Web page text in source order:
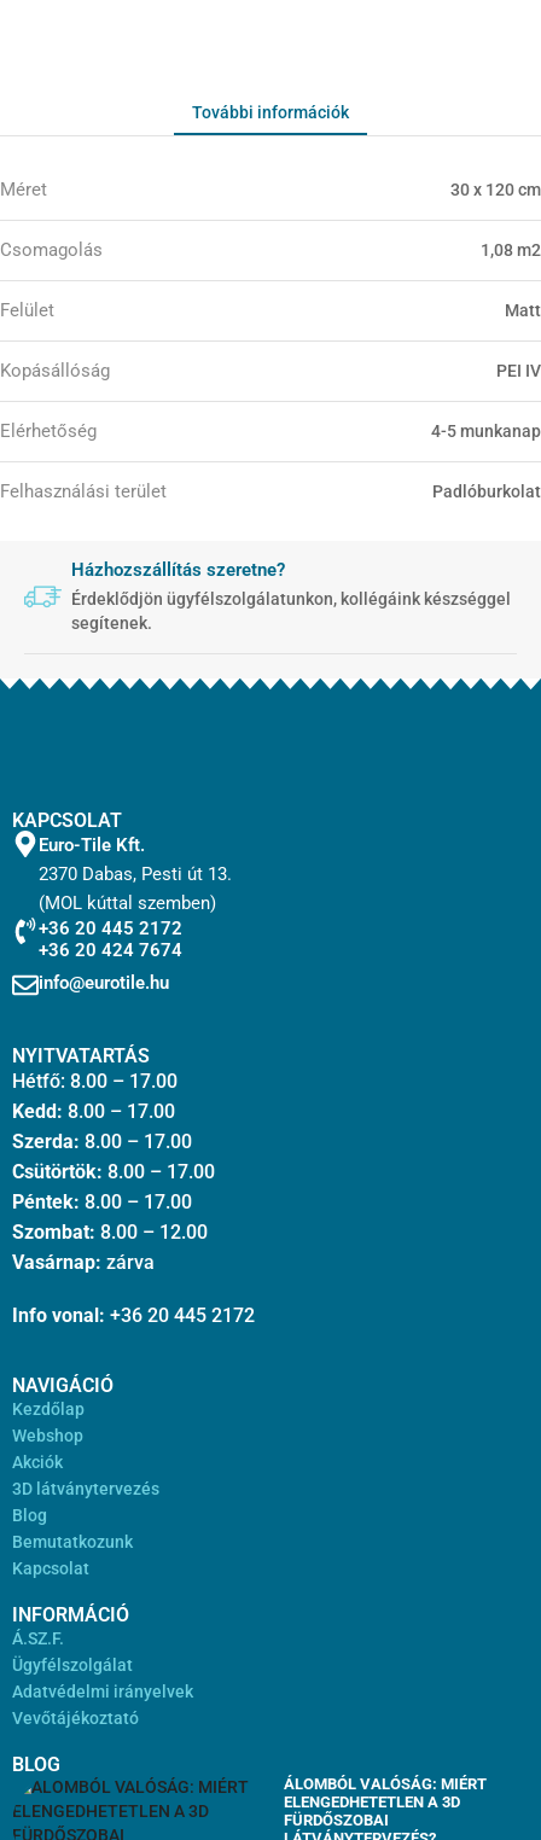
További információk
Méret 30 x 120 cm
Csomagolás 1,08 m2
Felület Matt
Kopásállóság PEI IV
Elérhetőség 4-5 munkanap
Felhasználási terület Padlóburkolat
Házhozszállítás szeretne?
Érdeklődjön ügyfélszolgálatunkon, kollégáink készséggel
segítenek.
KAPCSOLAT
Euro-Tile Kft.
2370 Dabas, Pesti út 13.
(MOL kúttal szemben)
+36 20 445 2172
+36 20 424 7674
info@eurotile.hu
NYITVATARTÁS
Hétfő: 8.00 – 17.00
Kedd: 8.00 – 17.00
Szerda: 8.00 – 17.00
Csütörtök: 8.00 – 17.00
Péntek: 8.00 – 17.00
Szombat: 8.00 – 12.00
Vasárnap: zárva
Info vonal: +36 20 445 2172
NAVIGÁCIÓ
Kezdőlap
Webshop
Akciók
3D látványtervezés
Blog
Bemutatkozunk
Kapcsolat
INFORMÁCIÓ
Á.SZ.F.
Ügyfélszolgálat
Adatvédelmi irányelvek
Vevőtájékoztató
BLOG
ÁLOMBÓL VALÓSÁG: MIÉRT
ELENGEDHETETLEN A 3D
FÜRDŐSZOBAI